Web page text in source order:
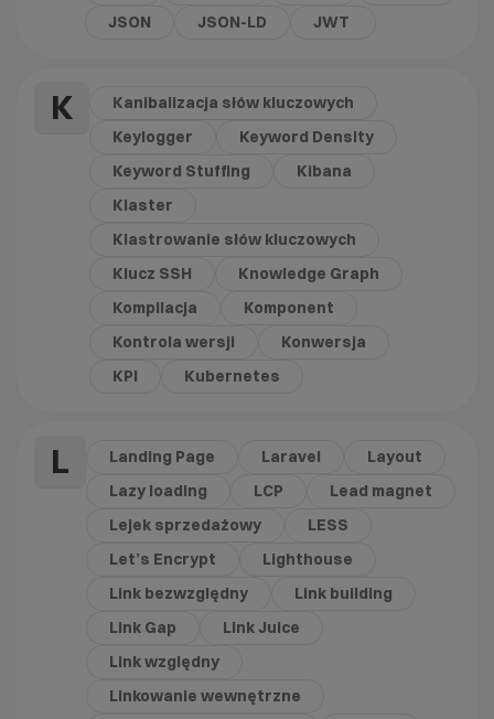
JSON
JSON-LD JWT
K
Kanibalizacja słów kluczowych
Keylogger
Keyword Density
Keyword Stuffing
Kibana
Klaster
Klastrowanie słów kluczowych
Klucz SSH
Knowledge Graph
Kompilacja
Komponent
Kontrola wersji
Konwersja
KPI
Kubernetes
L Landing Page Laravel
Layout
Lazy loading
LCP
Lead magnet
Lejek sprzedażowy
LESS
Let’s Encrypt
Lighthouse
Link bezwzględny
Link building
Link Gap
Link Juice
Link względny
Linkowanie wewnętrzne